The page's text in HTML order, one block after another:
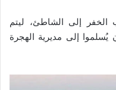
الخفر إلى الشاطئ، ليتم
إلى مديرية الهجرة